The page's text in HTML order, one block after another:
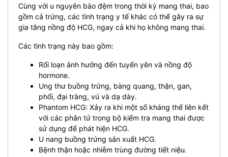
Cùng với u nguyên bào đệm trong thời kỳ mang thai, bao
gồm cả trứng, các tình trạng y tế khác có thể gây ra sự
gia tăng nồng độ HCG, ngay cả khi họ không mang thai.
Các tình trạng này bao gồm:
Rối loạn ảnh hưởng đến tuyến yên và nồng độ
hormone.
Ung thư buồng trứng, bàng quang, thận, gan,
phổi, đại tràng, vú và dạ dày.
Phantom HCG: Xảy ra khi một số kháng thể liên kết
với các phân tử trong bộ kiểm tra mang thai được
sử dụng để phát hiện HCG.
U nang buồng trứng sản xuất HCG.
Bệnh thận hoặc nhiễm trùng đường tiết niệu.